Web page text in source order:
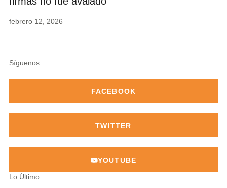
febrero 12, 2026
Síguenos
FACEBOOK
TWITTER
YOUTUBE
Lo Último